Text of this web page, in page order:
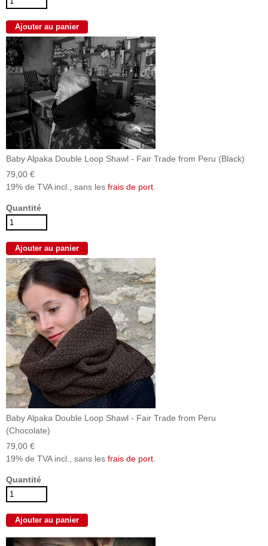
Baby Alpaka Double Loop Shawl - Fair Trade from Peru (Black)
79,00 €
19% de TVA incl., sans les frais de port
Quantité
Baby Alpaka Double Loop Shawl - Fair Trade from Peru
(Chocolate)
79,00 €
19% de TVA incl., sans les frais de port
Quantité